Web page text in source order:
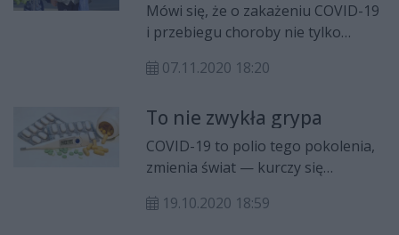
Mówi się, że o zakażeniu COVID-19
i przebiegu choroby nie tylko
dojdzie do zarażenia zależy też od
jesteśmy narażeni, a także od
odpowiedzi immunologicznej
organizmu. Im więcej jesteśmy w
środowisku i wdychamy powietrze,
w którym może być obecny wirus,
07.11.2020 18:20
To nie zwykła grypa
COVID-19 to polio tego pokolenia,
zmienia świat — kurczy się
także ślady w naszych
19.10.2020 18:59